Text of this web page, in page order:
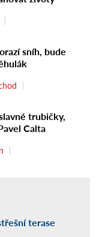
sníh, bude
trubičky,
Calta
terase